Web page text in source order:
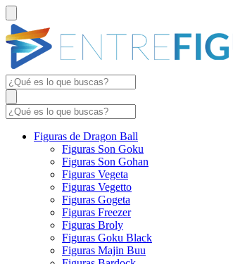
Figuras de Dragon Ball
Figuras Son Goku
Figuras Son Gohan
Figuras Vegeta
Figuras Vegetto
Figuras Gogeta
Figuras Freezer
Figuras Broly
Figuras Goku Black
Figuras Majin Buu